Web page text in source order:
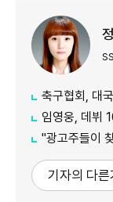
축구협회, 대
임영웅, 데뷔
"광고주들이
기자의 다른